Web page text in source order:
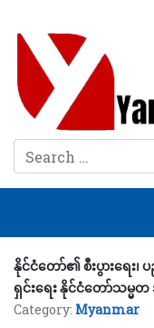
Search
နိုင်ငံတော်၏ စီးပွားရေး၊
ရှင်းရေး နိုင်ငံတော်သမ္
Category: Myanmar